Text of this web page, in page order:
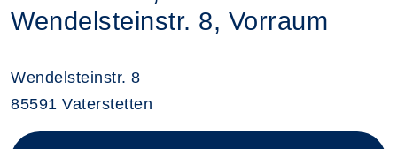
Wendelsteinstr. 8, Vorraum
Wendelsteinstr. 8
85591 Vaterstetten